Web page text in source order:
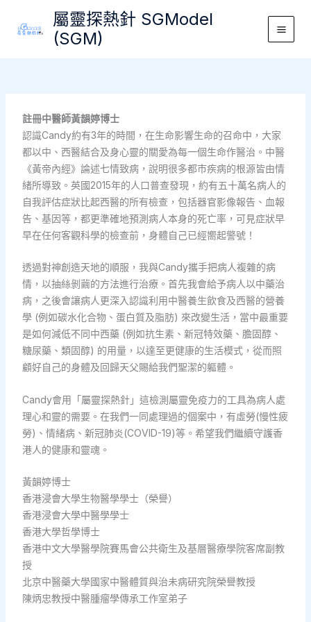
屬靈探熱針 SGModel
(SGM)
Main
註冊中醫師黃韻婷博士
認識Candy約有3年的時間，在生命影響生命的召命中，大家
都以中、西醫結合及身心靈的關愛為每一個生命作醫治。中醫
《黃帝內經》論述七情致病，說明很多都巿疾病的根源皆由情
緒所導致。英國2015年的人口普查發現，約有五十萬名病人的
自我評估症狀比起西醫的所有檢查，包括器官影像報告、血報
告、基因等，都更準確地預測病人本身的死亡率，可見症狀早
早在任何客觀科學的檢查前，身體自己已經嚮起警號！
透過對神創造天地的順服，我與Candy攜手把病人複雜的病
情，以抽絲剝繭的方法進行治療。首先我會給予病人以中藥治
病，之後會讓病人更深入認識利用中醫養生飲食及西醫的營養
學 (例如碳水化合物、蛋白質及脂肪) 來改變生活，當中最重要
是如何減低不同中西藥 (例如抗生素、新冠特效藥、膽固醇、
糖尿藥、類固醇) 的用量，以達至更健康的生活模式，從而照
顧好自己的身體及回歸天父賜給我們聖潔的軀體。
Candy會用「屬靈探熱針」這檢測屬靈免疫力的工具為病人處
理心和靈的需要。在我們一同處理過的個案中，有虛勞(慢性疲
勞)、情緒病、新冠肺炎(COVID-19)等。希望我們繼續守護香
港人的健康和靈魂。
黃韻婷博士
香港浸會大學生物醫學學士（榮譽）
香港浸會大學中醫學學士
香港大學哲學博士
香港中文大學醫學院賽馬會公共衛生及基層醫療學院客席副教
授
北京中醫藥大學國家中醫體質與治未病研究院榮譽教授
陳炳忠教授中醫腫瘤學傳承工作室弟子